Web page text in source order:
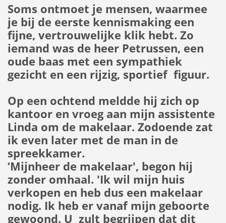
Soms ontmoet je mensen, waarmee
je bij de eerste kennismaking een
fijne, vertrouwelijke klik hebt. Zo
iemand was de heer Petrussen, een
oude baas met een sympathiek
gezicht en een rijzig, sportief figuur.
Op een ochtend meldde hij zich op
kantoor en vroeg aan mijn assistente
Linda om de makelaar. Zodoende zat
ik even later met de man in de
spreekkamer.
‘Mijnheer de makelaar', begon hij
zonder omhaal. 'Ik wil mijn huis
verkopen en heb dus een makelaar
nodig. Ik heb er vanaf mijn geboorte
gewoond. U zult begrijpen dat dit